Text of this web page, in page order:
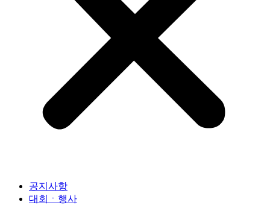
공지사항
대회ㆍ행사